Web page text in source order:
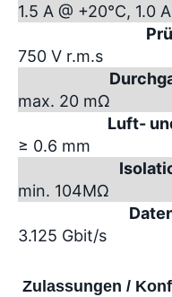
1.5 A @ +20°C, 1.0
750 V r.m.s
max. 20 mΩ
Luft-
≥ 0.6 mm
min. 104MΩ
3.125 Gbit/s
Zulassungen /